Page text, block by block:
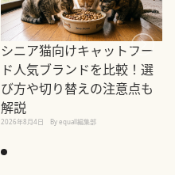
シニア猫向けキャットフー
ド人気ブランドを比較！選
び方や切り替えの注意点も
解説
2026年8月4日 By equall編集部